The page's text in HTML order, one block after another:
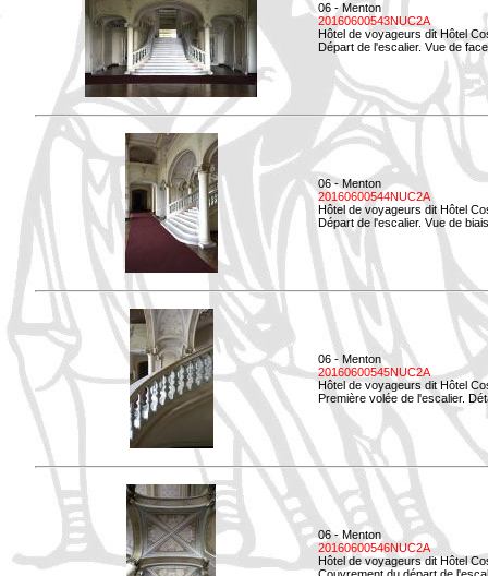
06 - Menton
20160600543NUC2A
Hôtel de voyageurs dit Hôtel
Départ de l'escalier. Vue de
06 - Menton
20160600544NUC2A
Hôtel de voyageurs dit Hôtel
Départ de l'escalier. Vue de
06 - Menton
20160600545NUC2A
Hôtel de voyageurs dit Hôtel
Première volée de l'escalier.
06 - Menton
20160600546NUC2A
Hôtel de voyageurs dit Hôtel